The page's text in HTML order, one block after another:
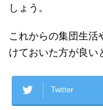
しょう。
これからの集団生活
けておいた方が良い
Twitter